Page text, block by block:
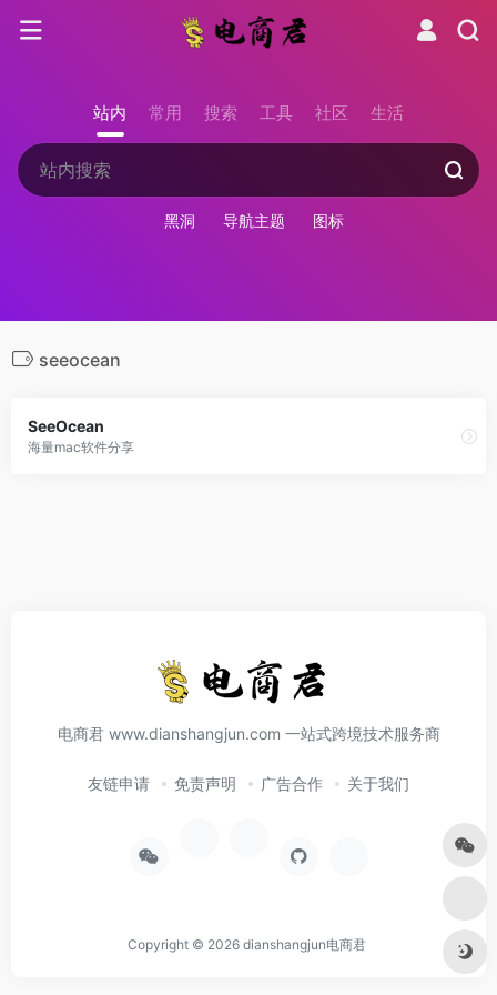
站内 常用 搜索 工具 社区 生活
黑洞 导航主题 图标
seeocean
SeeOcean
海量mac软件分享
电商君 www.dianshangjun.com 一站式跨境技术服务商
友链申请 免责声明 广告合作 关于我们
Copyright © 2026 dianshangjun电商君